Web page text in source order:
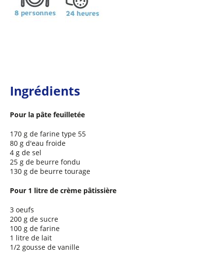
Ingrédients
Pour la pâte feuilletée
170 g de farine type 55
80 g d'eau froide
4 g de sel
25 g de beurre fondu
130 g de beurre tourage
Pour 1 litre de crème pâtissière
3 oeufs
200 g de sucre
100 g de farine
1 litre de lait
1/2 gousse de vanille